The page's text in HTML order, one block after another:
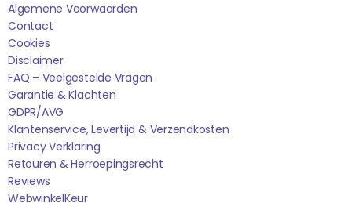
Algemene Voorwaarden
Contact
Cookies
Disclaimer
FAQ – Veelgestelde Vragen
Garantie & Klachten
GDPR/AVG
Klantenservice, Levertijd & Verzendkosten
Privacy Verklaring
Retouren & Herroepingsrecht
Reviews
WebwinkelKEur